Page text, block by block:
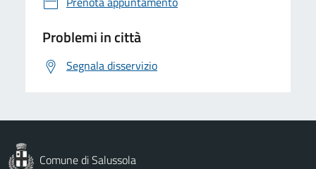
Problemi in città
Segnala disservizio
Comune di Salussola